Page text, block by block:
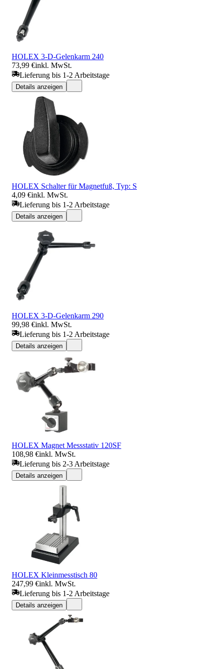
HOLEX 3-D-Gelenkarm 240
73,99 €inkl. MwSt.
Lieferung bis 1-2 Arbeitstage
Details anzeigen
HOLEX Schalter für Magnetfuß, Typ: S
4,09 €inkl. MwSt.
Lieferung bis 1-2 Arbeitstage
Details anzeigen
HOLEX 3-D-Gelenkarm 290
99,98 €inkl. MwSt.
Lieferung bis 1-2 Arbeitstage
Details anzeigen
HOLEX Magnet Messstativ 120SF
108,98 €inkl. MwSt.
Lieferung bis 2-3 Arbeitstage
Details anzeigen
HOLEX Kleinmesstisch 80
247,99 €inkl. MwSt.
Lieferung bis 1-2 Arbeitstage
Details anzeigen